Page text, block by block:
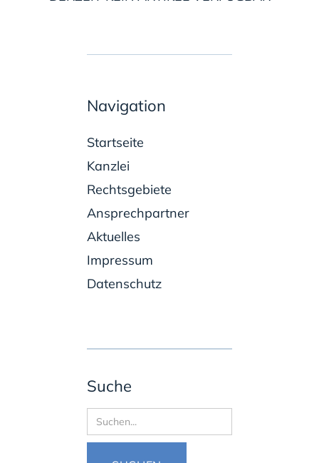
Navigation
Startseite
Kanzlei
Rechtsgebiete
Ansprechpartner
Aktuelles
Impressum
Datenschutz
Suche